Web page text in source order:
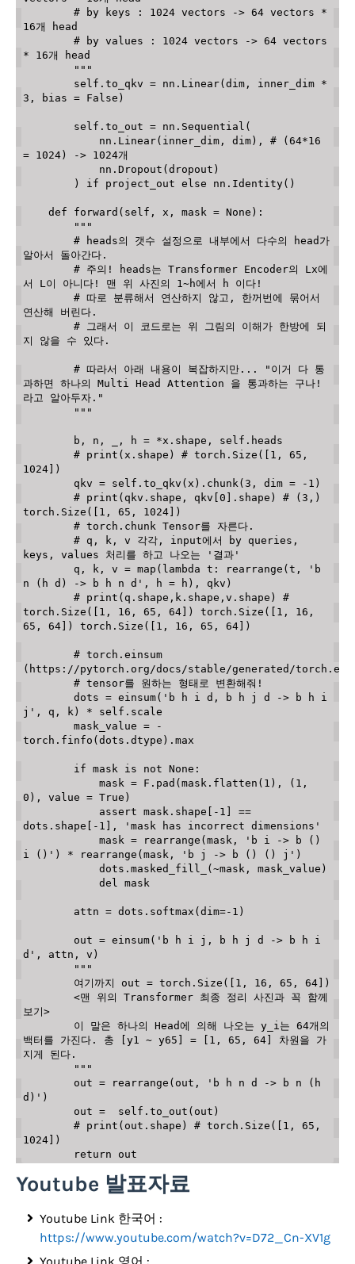
16개 head
* 16개 head
        """
        self
. to_qkv = nn . Linear( dim , inner_dim *
3 , bias = False )
        self
. to_out = nn . Sequential (
            nn
. Linear( inner_dim , dim ) ,
# (64*16
= 1024) -> 1024개
            nn
. Dropout ( dropout )
)
if project_out else nn . Identity( )
def forward ( self , x , mask = None ) :
"""
알아서 돌아간다.
서 L이 아니다! 맨 위 사진의 1~h에서 h 이다!
연산해 버린다.
지 않을 수 있다.
과하면 하나의 Multi Head Attention 을 통과하는 구나!
라고 알아두자."
        """
        b
, n , , h = *x . shape , self . heads
# print(x.shape) # torch.Size([1, 65,
1024])
        qkv
= self . to_qkv ( x ) . chunk ( 3 , dim = - 1 )
# print(qkv.shape, qkv[0].shape) # (3,)
torch.Size([1, 65, 1024])
# torch.chunk Tensor를 자른다.
# q, k, v 각각, input에서 by queries,
keys, values 처리를 하고 나오는 '결과'
        q
, k , v = map ( lambda t : rearrange ( t ,
'b
n (h d) -> b h n d' , h = h ) , qkv )
# print(q.shape,k.shape,v.shape) #
torch.Size([1, 16, 65, 64]) torch.Size([1, 16,
65, 64]) torch.Size([1, 16, 65, 64])
# torch.einsum
(https://pytorch.org/docs/stable/generated/
# tensor를 원하는 형태로 변환해줘!
        dots
= einsum( 'b h i d, b h j d -> b h i
j' , q , k ) * self . scale
        mask_value
=
-
torch . finfo ( dots . dtype ) . max
if mask is not None :
            mask
= F . pad ( mask . flatten ( 1 ) , ( 1 ,
0 ) , value = True )
assert mask . shape - 1
==
dots . shape - 1 ,
'mask has incorrect dimensions'
            mask
= rearrange ( mask ,
'b i -> b ()
i ()' ) * rearrange ( mask , 'b j -> b () () j' )
            dots
. masked_fill_ ( ~mask , mask_value )
del
mask
        attn
= dots . softmax ( dim=- 1 )
        out
= einsum( 'b h i j, b h j d -> b h i
d' , attn , v )
"""
보기>
백터를 가진다. 총 [y1 ~ y65] = [1, 65, 64] 차원을 가
지게 된다.
        """
        out
= rearrange ( out ,
'b h n d -> b n (h
d)' )
        out
=
  self
. to_out ( out )
# print(out.shape) # torch.Size([1, 65,
1024])
return
Youtube 발표자료
Youtube Link 한국어 :
https://www.youtube.com/watch?v=D72_Cn-XV1g